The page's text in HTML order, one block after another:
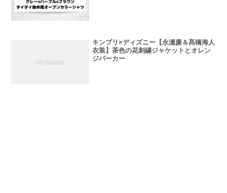
キンプリ×ディズニー【永瀬廉＆髙橋海人
衣装】茶色の花刺繍ジャケットとオレン
ジパーカー